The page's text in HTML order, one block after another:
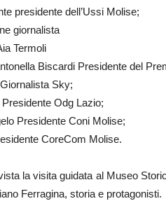
presidente dell’Ussi Molise;
giornalista
Termoli
Biscardi Presidente del
Sky;
Presidente Odg Lazio;
Presidente Coni Molise;
CoreCom Molise.
la visita guidata al Museo
Ferragina, storia e protagonisti.